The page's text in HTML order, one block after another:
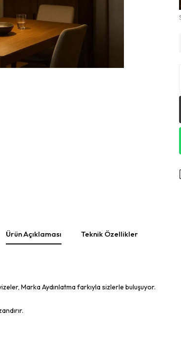
Ürün Açıklaması Teknik Özellikler
Marka Aydınlatma farkıyla sizlerle buluşuyor.